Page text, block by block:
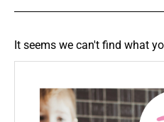
It seems we can't find what